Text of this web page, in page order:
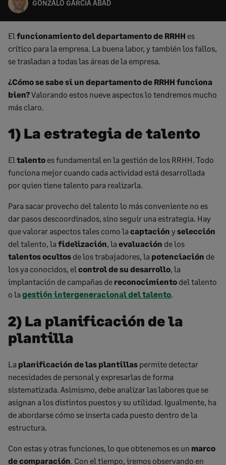
GONZALO GARCÍA ABAD
El funcionamiento deldepartamento de RRHH es
crítico para la empresa. La buena labor, y también los fallos,
se trasladan a todas las áreas de la empresa.
¿Cómo se sabe si un departamento de RRHH funciona
bien?Valorando estos nueve aspectos lo tendremos mucho
más claro.
1) La estrategia de talento
El talento es fundamental en la gestión de los RRHH. Todo
funciona mejor cuando cada actividad está desarrollada
por quien tiene talento para realizarla.
Para sacar provecho del talento lo más conveniente no es
dar pasos descoordinados, sino seguir una estrategia. Hay
que valorar aspectos tales como la captación yselección
del talento, la fidelización, la evaluación de los
talentos ocultos de los trabajadores, la potenciación de
los ya conocidos, el control de su desarrollo, la
implantación de campañas de reconocimiento del talento
o la gestión intergeneracional del talento.
2) La planificación de la
plantilla
La planificación de las plantillas permite detectar
necesidades de personal y expresarlas de forma
sistematizada. Asimismo, debe analizar las labores que se
asignan a los distintos puestos y su utilidad. Igualmente, ha
de abordarse cómo se inserta cada puesto dentro de la
estructura.
Con estas y otras funciones, lo que obtenemos es un marco
de comparación. Con el tiempo, iremos observando en